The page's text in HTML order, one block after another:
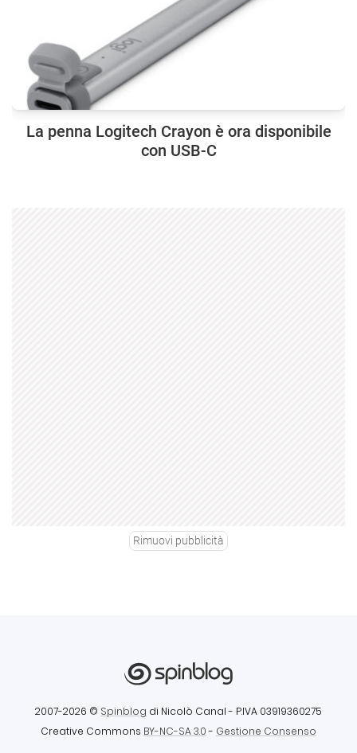
La penna Logitech Crayon è ora disponibile
con USB-C
Rimuovi pubblicità
2007-2026 © Spinblog di Nicolò Canal - P.IVA 03919360275
Creative Commons BY-NC-SA 3.0- Gestione Consenso